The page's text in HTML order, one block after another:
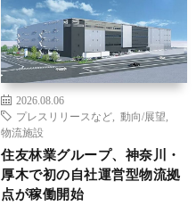
2026.08.06
プレスリリースなど
動向/展望
物流施設
住友林業グループ、神奈川・
厚木で初の自社運営型物流拠
点が稼働開始